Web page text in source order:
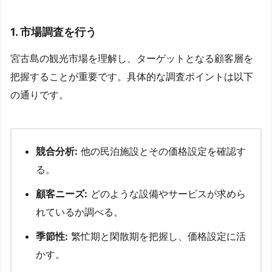
1. 市場調査を行う
宮古島の観光市場を理解し、ターゲットとなる顧客層を
把握することが重要です。具体的な調査ポイントは以下
の通りです。
競合分析: 他の民泊施設とその価格設定を確認す
る。
顧客ニーズ: どのような設備やサービスが求めら
れているか調べる。
季節性: 繁忙期と閑散期を把握し、価格設定に活
かす。